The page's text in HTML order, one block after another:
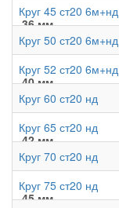
36 мм
40 мм
42 мм
45 мм
Круг 45 ст20 6м+нд
Круг 50 ст20 6м+нд
Круг 52 ст20 6м+нд
Круг 60 ст20 нд
Круг 65 ст20 нд
Круг 70 ст20 нд
Круг 75 ст20 нд